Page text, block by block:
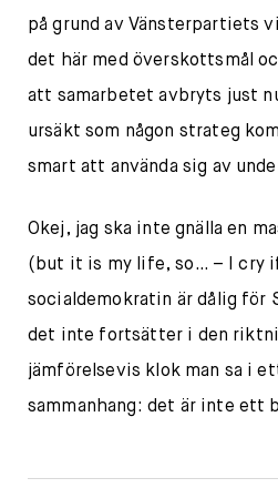
på grund av Vänsterpartiets
det här med överskottsmål
att samarbetet avbryts just
ursäkt som någon strateg
smart att använda sig av
Okej, jag ska inte gnälla en
(but it is my life, so… – I cry
socialdemokratin är dålig för
det inte fortsätter i den
jämförelsevis klok man sa i
sammanhang: det är inte ett